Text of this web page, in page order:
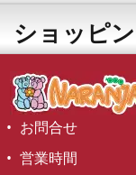
ショッピ
お問合せ
営業時間